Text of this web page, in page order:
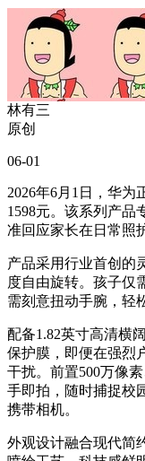
林有三
原创
06-01
2026年6月1日，华
1598元。该系列产品
准回应家长在日常照
产品采用行业首创的
度自由旋转。孩子仅
需刻意扭动手腕，轻
配备1.82英寸高清横
保护膜，即便在强烈
干扰。前置500万像
手即拍，随时捕捉校
携带相机。
外观设计融合现代简